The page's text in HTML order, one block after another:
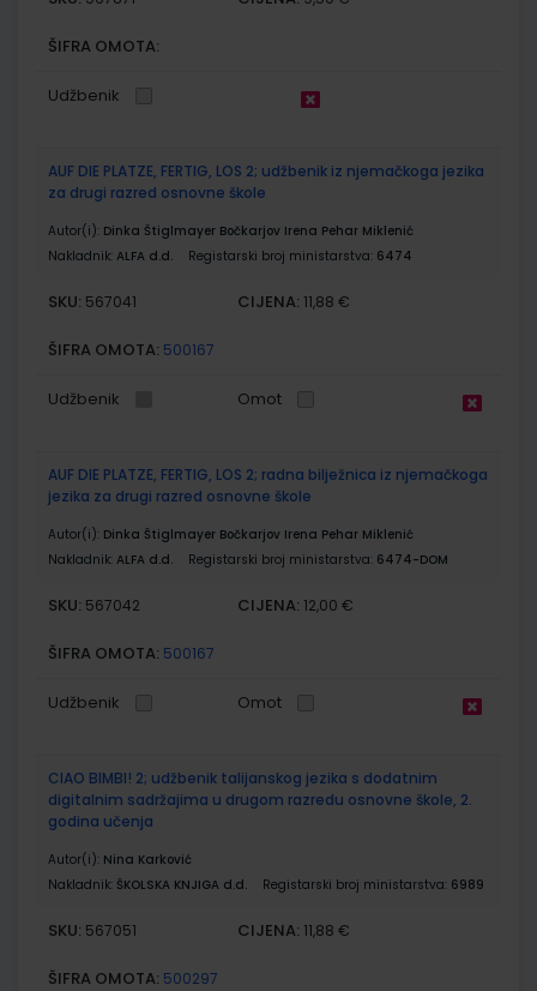
ŠIFRA OMOTA:
Udžbenik
AUF DIE PLATZE, FERTIG, LOS 2; udžbenik iz njemačkoga jezika
za drugi razred osnovne škole
Autor(i): Dinka Štiglmayer Bočkarjov Irena Pehar Miklenić
Nakladnik: ALFA d.d. Registarski broj ministarstva: 6474
SKU: 567041 CIJENA: 11,88 €
ŠIFRA OMOTA: 500167
Udžbenik Omot
AUF DIE PLATZE, FERTIG, LOS 2; radna bilježnica iz njemačkoga
jezika za drugi razred osnovne škole
Autor(i): Dinka Štiglmayer Bočkarjov Irena Pehar Miklenić
Nakladnik: ALFA d.d. Registarski broj ministarstva: 6474-DOM
SKU: 567042 CIJENA: 12,00 €
ŠIFRA OMOTA: 500167
Udžbenik Omot
CIAO BIMBI! 2; udžbenik talijanskog jezika s dodatnim
digitalnim sadržajima u drugom razredu osnovne škole, 2.
godina učenja
Autor(i): Nina Karković
Nakladnik: ŠKOLSKA KNJIGA d.d. Registarski broj ministarstva: 6989
SKU: 567051 CIJENA: 11,88 €
ŠIFRA OMOTA: 500297